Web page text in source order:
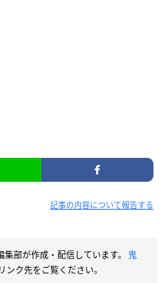
記事の内容について報告する
集部が作成・配信しています。 鬼
ンク先をご覧ください。